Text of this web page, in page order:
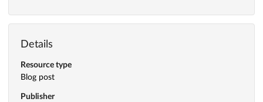
Details
Resource type
Blog post
Publisher